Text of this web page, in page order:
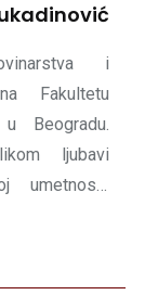
i
Fakultetu
Beogradu.
ljubavi
umetnosti,
smatra